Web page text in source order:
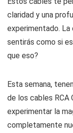
claridad y una
experimentado.
sentirás como si
que eso?
Esta semana,
de los cables RCA
experimentar la
completamente